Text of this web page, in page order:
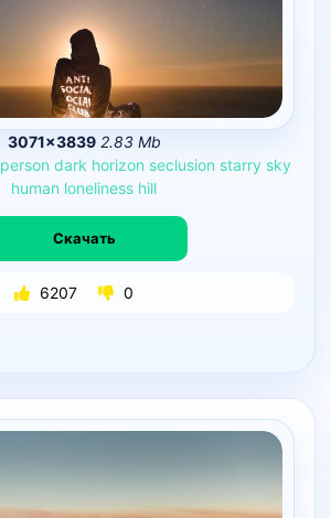
3071×3839 2.83 Mb
person dark horizon seclusion starry sky
human loneliness hill
Скачать
6207 0